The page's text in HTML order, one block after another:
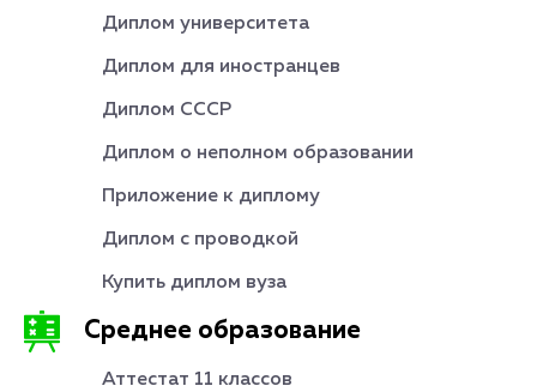
Диплом университета
Диплом для иностранцев
Диплом СССР
Диплом о неполном образовании
Приложение к диплому
Диплом с проводкой
Купить диплом вуза
Среднее образование
Аттестат 11 классов